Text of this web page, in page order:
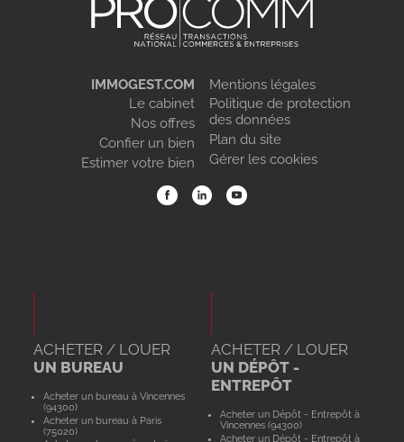
IMMOGEST.COM
Le cabinet
Nos offres
Confier un bien
Estimer votre bien
Mentions légales
Politique de protection
des données
Plan du site
Gérer les cookies
ACHETER / LOUER
UN BUREAU
Acheter un bureau à Vincennes
(94300)
Acheter un bureau à Paris
(75020)
ACHETER / LOUER
UN DÉPÔT -
ENTREPÔT
Acheter un Dépôt - Entrepôt à
Vincennes (94300)
Acheter un Dépôt - Entrepôt à